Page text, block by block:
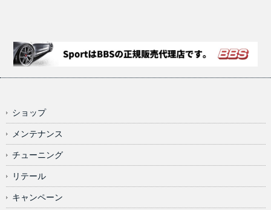
ショップ
メンテナンス
チューニング
リテール
キャンペーン